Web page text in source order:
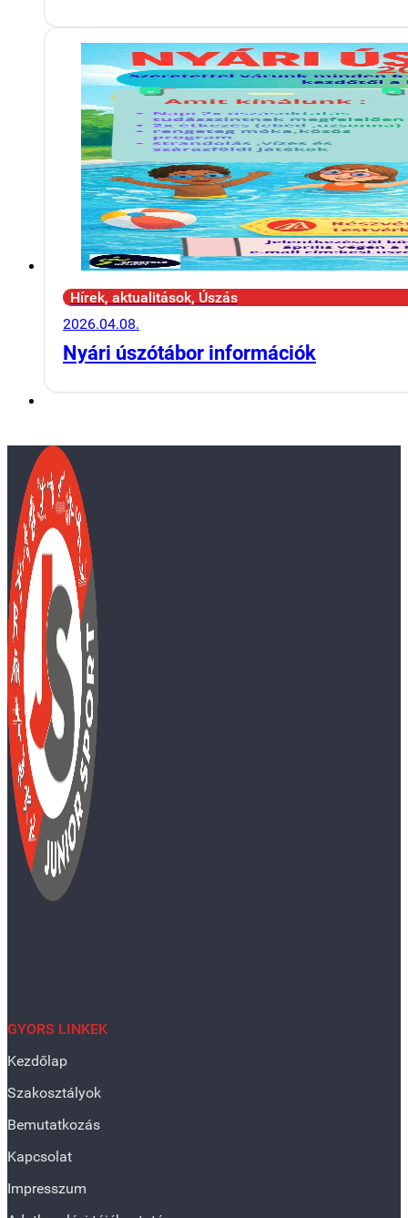
Hírek, aktualitások, Úszás
2026.04.08.
Nyári úszótábor információk
GYORS LINKEK
Kezdőlap
Szakosztályok
Bemutatkozás
Kapcsolat
Impresszum